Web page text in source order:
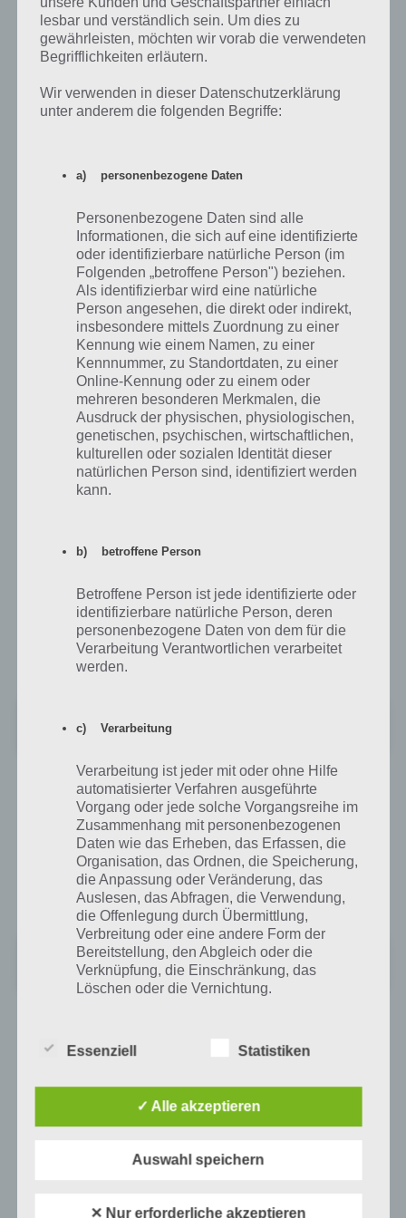
94 Prozent kostenlos herunterladen
Hier findest du die
Lösung aller Level zur
App 94 % für Android
und iOS
Die App 94% (ausgeschrieben 94
Prozent) ist einfach wie genial und
kann kostenlos im Google Play Store
für Android und im iTunes App Store
muss man zu den Sachverhalten die
andere Personen zu dieser Frage
geantwortet haben.
Damit kommt das Spielprinzip
Familienduell sehr nahe, auch wenn
hier nicht von 100 Personen
ausgegangen wird. Trotzdem
müssen auch hier die Antworten
eingetragen werden, was die Leute
gesagt haben könnten. So heißt es
beispielsweise “Früchte mit Kernen”.
Über die Tastatur muss man so
Apfel, Kirsche und so weiter
eintragen bis 94 Prozent der Antworten für dieses Level ermittelt
worden sind. Erst dann wird das nächste Level freigeschaltet. Daher
Auch im iTunes App Store steht 94% (94 Prozent) kostenlos zum
Download bereit. Wer sich direkt in der App Hilfen anzeigen lassen
will, muss zum In-App-Kauf greifen.
Preis:Kostenlos
94% im Google Play Store für Android
Die App 94 Prozent kann kostenlos im Google Play Store für Android
heruntergeladen werden. Die 94% Lösung ist bei jedem Spieler
unterschiedlich, da die Level zufallsbasiert abgefragt werden. Aktuell
beinhaltet 94% für Android 50 Level.
94%
Preis:Kostenlos
Auf WhatsApp teilen Teilen auf Facebook
Tweet auf Twitter
lesbar und verständlich sein. Um dies zu
gewährleisten, möchten wir vorab die verwendeten
Begrifflichkeiten erläutern.
Wir verwenden in dieser Datenschutzerklärung
unter anderem die folgenden Begriffe:
a) personenbezogene Daten
Personenbezogene Daten sind alle
Informationen, die sich auf eine identifizierte
oder identifizierbare natürliche Person (im
Folgenden „betroffene Person") beziehen.
Als identifizierbar wird eine natürliche
Person angesehen, die direkt oder indirekt,
insbesondere mittels Zuordnung zu einer
Kennung wie einem Namen, zu einer
Kennnummer, zu Standortdaten, zu einer
Online-Kennung oder zu einem oder
mehreren besonderen Merkmalen, die
Ausdruck der physischen, physiologischen,
genetischen, psychischen, wirtschaftlichen,
kulturellen oder sozialen Identität dieser
natürlichen Person sind, identifiziert werden
kann.
b) betroffene Person
Betroffene Person ist jede identifizierte oder
identifizierbare natürliche Person, deren
personenbezogene Daten von dem für die
Verarbeitung Verantwortlichen verarbeitet
werden.
c) Verarbeitung
Verarbeitung ist jeder mit oder ohne Hilfe
automatisierter Verfahren ausgeführte
Vorgang oder jede solche Vorgangsreihe im
Zusammenhang mit personenbezogenen
Daten wie das Erheben, das Erfassen, die
Organisation, das Ordnen, die Speicherung,
die Anpassung oder Veränderung, das
Auslesen, das Abfragen, die Verwendung,
die Offenlegung durch Übermittlung,
Verbreitung oder eine andere Form der
Bereitstellung, den Abgleich oder die
Verknüpfung, die Einschränkung, das
Löschen oder die Vernichtung.
d) Einschränkung der Verarbeitung
Einschränkung der Verarbeitung ist die
Markierung gespeicherter
personenbezogener Daten mit dem Ziel, ihre
e) Profiling
Essenziell Statistiken
✓ Alle akzeptieren
Auswahl speichern
✕ Nur erforderliche akzeptieren